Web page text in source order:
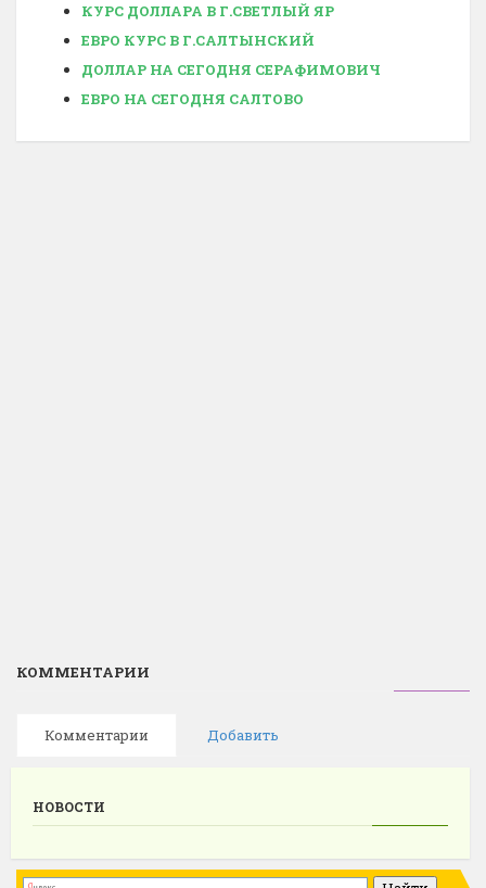
КУРС ДОЛЛАРА В Г.СВЕТЛЫЙ ЯР
ЕВРО КУРС В Г.САЛТЫНСКИЙ
ДОЛЛАР НА СЕГОДНЯ СЕРАФИМОВИЧ
ЕВРО НА СЕГОДНЯ САЛТОВО
КОММЕНТАРИИ
Комментарии Добавить
НОВОСТИ